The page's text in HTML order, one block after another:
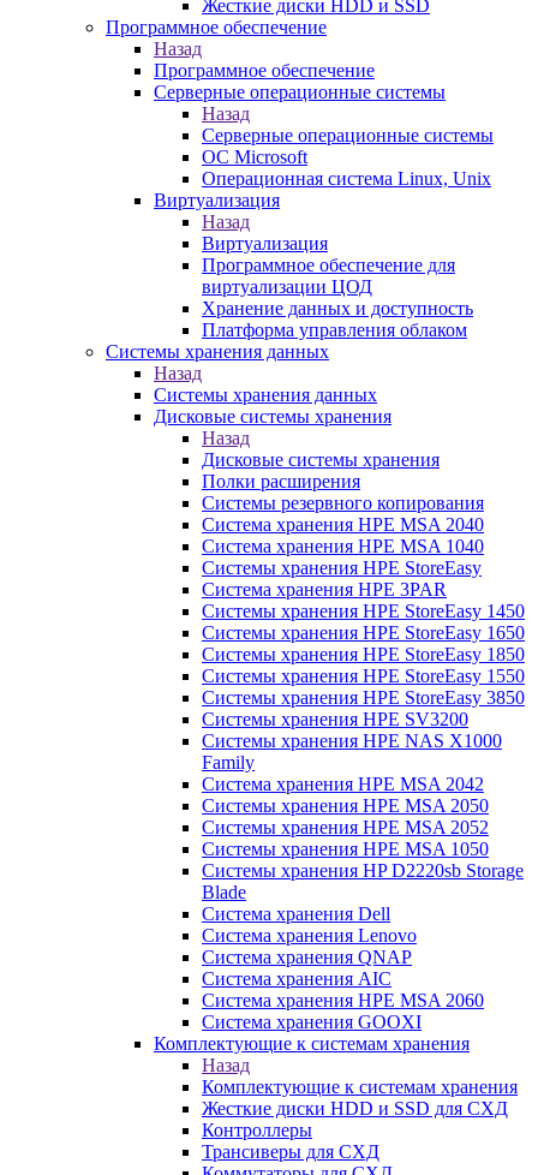
Жесткие диски HDD и SSD
Программное обеспечение
Назад
Программное обеспечение
Серверные операционные системы
Назад
Серверные операционные системы
ОС Microsoft
Операционная система Linux, Unix
Виртуализация
Назад
Виртуализация
Программное обеспечение для
виртуализации ЦОД
Хранение данных и доступность
Платформа управления облаком
Системы хранения данных
Назад
Системы хранения данных
Дисковые системы хранения
Назад
Дисковые системы хранения
Полки расширения
Системы резервного копирования
Система хранения HPE MSA 2040
Система хранения HPE MSA 1040
Системы хранения HPE StoreEasy
Система хранения HPE 3PAR
Системы хранения HPE StoreEasy 1450
Системы хранения HPE StoreEasy 1650
Системы хранения HPE StoreEasy 1850
Системы хранения HPE StoreEasy 1550
Системы хранения HPE StoreEasy 3850
Системы хранения HPE SV3200
Системы хранения HPE NAS X1000
Family
Система хранения HPE MSA 2042
Системы хранения HPE MSA 2050
Системы хранения HPE MSA 2052
Системы хранения HPE MSA 1050
Системы хранения HP D2220sb Storage
Blade
Система хранения Dell
Система хранения Lenovo
Система хранения QNAP
Система хранения AIC
Система хранения HPE MSA 2060
Система хранения GOOXI
Комплектующие к системам хранения
Назад
Комплектующие к системам хранения
Жесткие диски HDD и SSD для СХД
Контроллеры
Трансиверы для СХД